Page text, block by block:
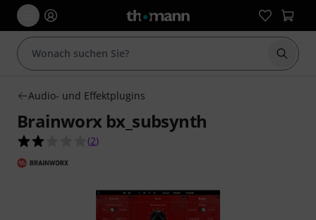
Suche
Audio- und Effektplugins
Brainworx bx_subsynth
2.0 von 5 Sternen aus 2 Kundenbewertungen
(2)